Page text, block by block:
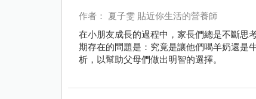
作者： 夏子雯 貼近你生活的營養師
在小朋友成長的過程中，家長們總是不斷思
期存在的問題是：究竟是讓他們喝羊奶還是
析，以幫助父母們做出明智的選擇。